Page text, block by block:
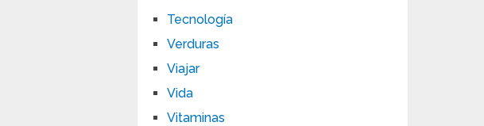
Tecnología
Verduras
Viajar
Vida
Vitaminas